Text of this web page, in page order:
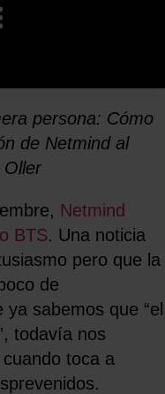
persona: Cómo
de Netmind al
Oller
Netmind
BTS. Una noticia
pero que la
de
sabemos que “el
todavía nos
toca a